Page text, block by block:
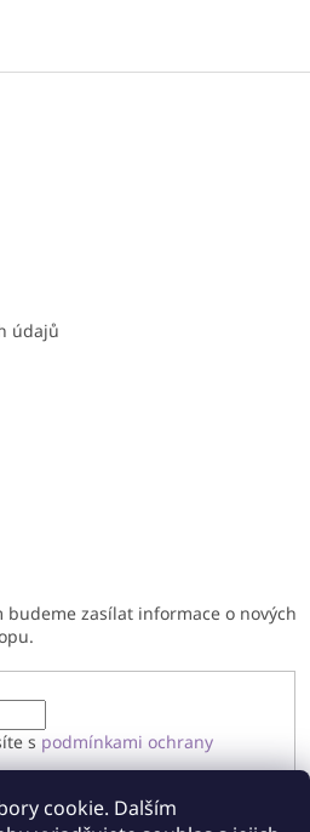
cookie. Dalším
údajů
budeme zasílat informace o nových
s podmínkami ochrany